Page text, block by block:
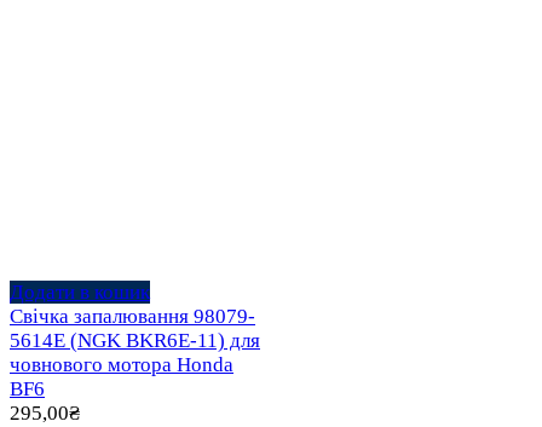
Додати в кошик
Свічка запалювання 98079-
5614E (NGK BKR6E-11) для
човнового мотора Honda
BF6
295,00₴